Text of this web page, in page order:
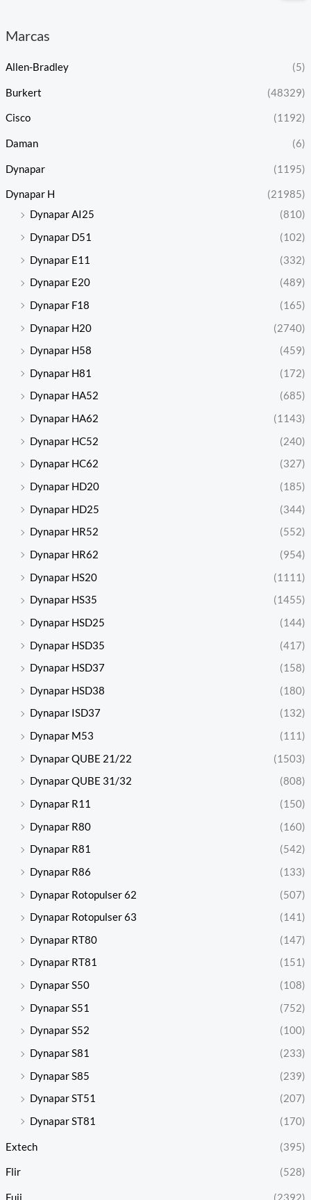
Marcas
Allen-Bradley (5)
Burkert (48329)
Cisco (1192)
Daman (6)
Dynapar (1195)
Dynapar H
(21985)
Dynapar AI25
(810)
Dynapar D51
(102)
Dynapar E11
(332)
Dynapar E20
(489)
Dynapar F18
(165)
Dynapar H20
(2740)
Dynapar H58
(459)
Dynapar H81
(172)
Dynapar HA52
(685)
Dynapar HA62
(1143)
Dynapar HC52
(240)
Dynapar HC62
(327)
Dynapar HD20
(185)
Dynapar HD25
(344)
Dynapar HR52
(552)
Dynapar HR62
(954)
Dynapar HS20
(1111)
Dynapar HS35
(1455)
Dynapar HSD25
(144)
Dynapar HSD35
(417)
Dynapar HSD37
(158)
Dynapar HSD38
(180)
Dynapar ISD37
(132)
Dynapar M53
(111)
Dynapar QUBE 21/22
(1503)
Dynapar QUBE 31/32
(808)
Dynapar R11
(150)
Dynapar R80
(160)
Dynapar R81
(542)
Dynapar R86
(133)
Dynapar Rotopulser 62
(507)
Dynapar Rotopulser 63
(141)
Dynapar RT80
(147)
Dynapar RT81
(151)
Dynapar S50
(108)
Dynapar S51
(752)
Dynapar S52
(100)
Dynapar S81
(233)
Dynapar S85
(239)
Dynapar ST51
(207)
Dynapar ST81
(170)
Extech (395)
Flir (528)
Fuji (2392)